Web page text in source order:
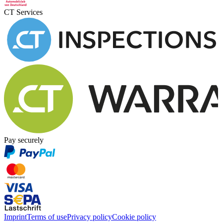
CT Services
Pay securely
ImprintTerms of usePrivacy policyCookie policy